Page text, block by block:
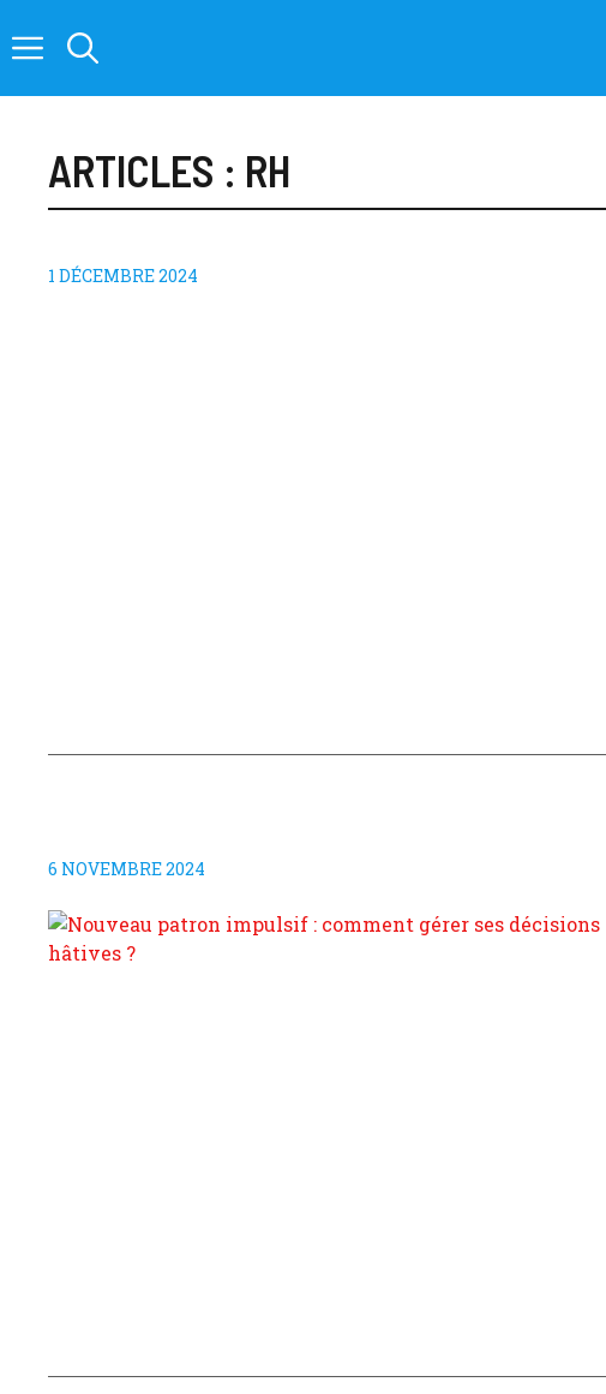
au
ARTICLES : RH
1 DÉCEMBRE 2024
6 NOVEMBRE 2024